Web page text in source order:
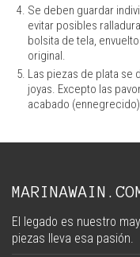
Se deben guardar
evitar posibles
bolsita de tela,
original.
Las piezas de plata se
joyas. Excepto las
acabado (ennegrecido).
El legado es nuestro
piezas lleva esa pasión.